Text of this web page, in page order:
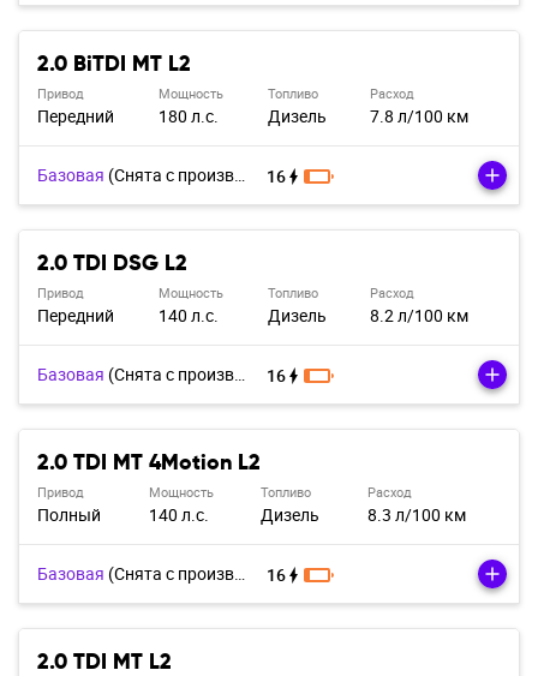
2.0 BiTDI MT L2
Привод
Передний
Мощность
180 л.с.
Топливо
Дизель
Расход
7.8 л/100 км
Базовая (Cнята с производства) 16
2.0 TDI DSG L2
Привод
Передний
Мощность
140 л.с.
Топливо
Дизель
Расход
8.2 л/100 км
Базовая (Cнята с производства) 16
2.0 TDI MT 4Motion L2
Привод
Полный
Мощность
140 л.с.
Топливо
Дизель
Расход
8.3 л/100 км
Базовая (Cнята с производства) 16
2.0 TDI MT L2